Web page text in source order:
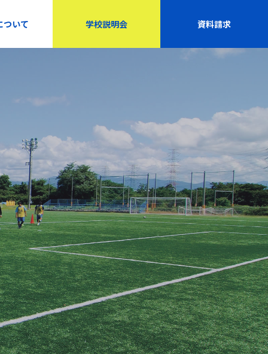
ついて 学校説明会 資料請求